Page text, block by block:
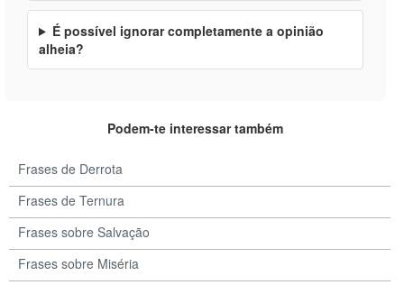
É possível ignorar completamente a opinião
alheia?
Podem-te interessar também
Frases de Derrota
Frases de Ternura
Frases sobre Salvação
Frases sobre Miséria